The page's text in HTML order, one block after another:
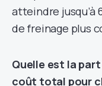
atteindre jusqu’à
de freinage plus
Quelle est la
coût total pour